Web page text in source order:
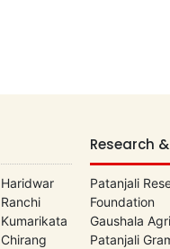
Research
Patanjali
Foundation
Gaushala
Patanjali